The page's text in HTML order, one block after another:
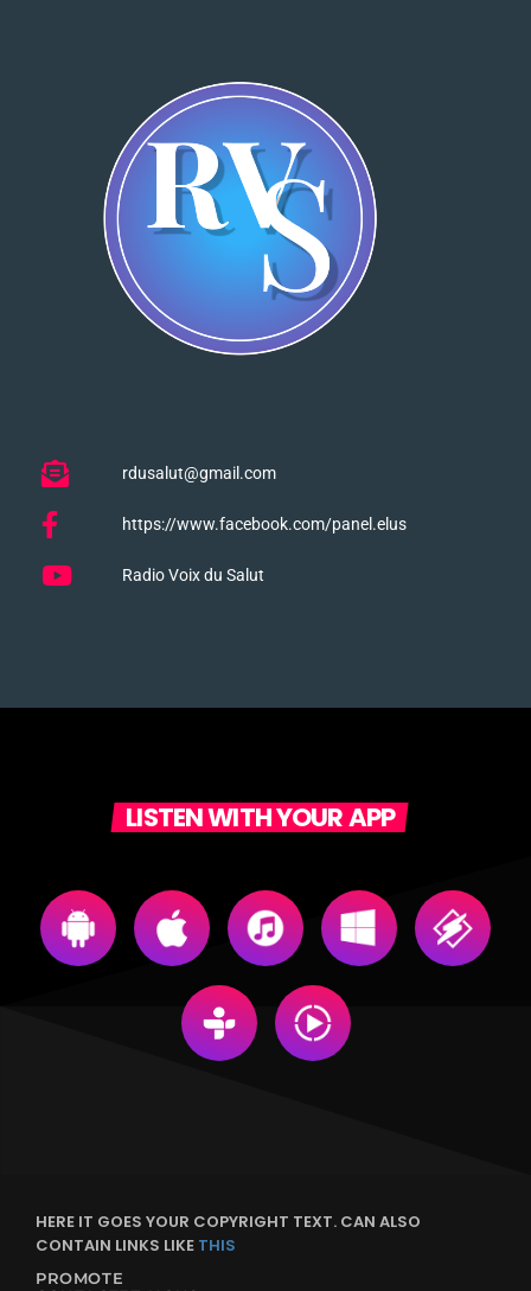
rdusalut@gmail.com
https://www.facebook.com/panel.elus
Radio Voix du Salut
LISTEN WITH YOUR APP
HERE IT GOES YOUR COPYRIGHT TEXT. CAN ALSO
CONTAIN LINKS LIKE THIS
PROMOTE